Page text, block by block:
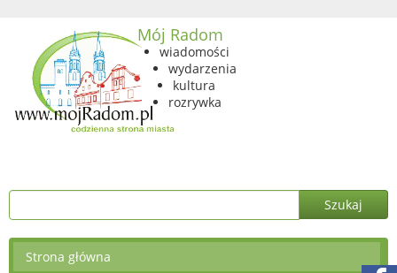
Mój Radom
wiadomości
wydarzenia
kultura
rozrywka
Strona główna